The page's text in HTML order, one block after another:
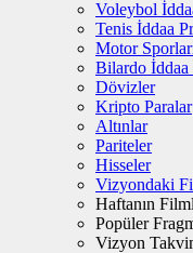
Voleybol
Tenis İddaa
Motor
Bilardo İddaa
Dövizler
Kripto Paralar
Altınlar
Pariteler
Hisseler
Vizyondaki
Haftanın
Popüler
Vizyon